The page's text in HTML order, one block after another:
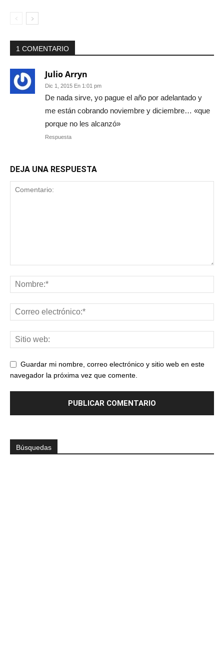
1 COMENTARIO
Julio Arryn
Dic 1, 2015 En 1:01 pm
De nada sirve, yo pague el año por adelantado y
me están cobrando noviembre y diciembre… «que
porque no les alcanzó»
Respuesta
DEJA UNA RESPUESTA
Guardar mi nombre, correo electrónico y sitio web en este
navegador la próxima vez que comente.
Búsquedas